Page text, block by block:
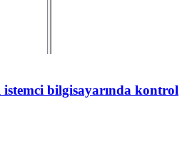
bilgisayarında kontrol